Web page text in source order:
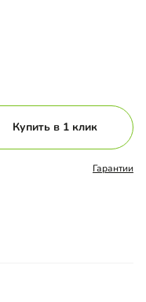
Купить в 1 клик
Гарантии